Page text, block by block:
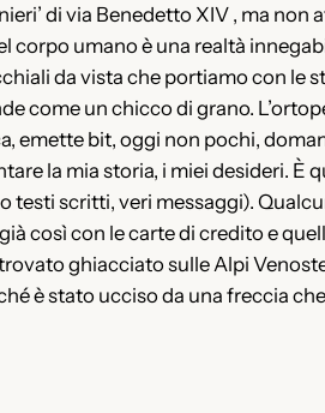
di via Benedetto XIV , ma non
corpo umano è una realtà
da vista che portiamo con le
come un chicco di grano.
emette bit, oggi non pochi,
la mia storia, i miei desideri. È
testi scritti, veri messaggi).
così con le carte di credito e
ghiacciato sulle Alpi
è stato ucciso da una freccia